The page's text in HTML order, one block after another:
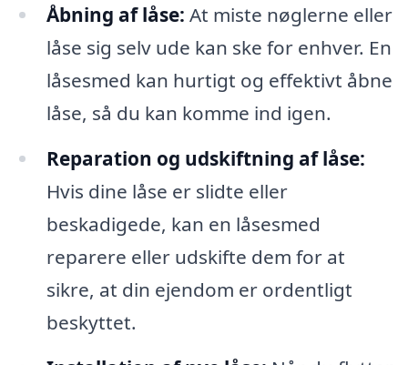
Åbning af låse: At miste nøglerne eller
låse sig selv ude kan ske for enhver. En
låsesmed kan hurtigt og effektivt åbne
låse, så du kan komme ind igen.
Reparation og udskiftning af låse:
Hvis dine låse er slidte eller
beskadigede, kan en låsesmed
reparere eller udskifte dem for at
sikre, at din ejendom er ordentligt
beskyttet.